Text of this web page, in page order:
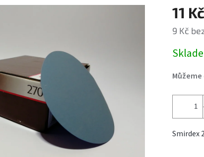
11 Kč
9 Kč
cena:
Smirdex